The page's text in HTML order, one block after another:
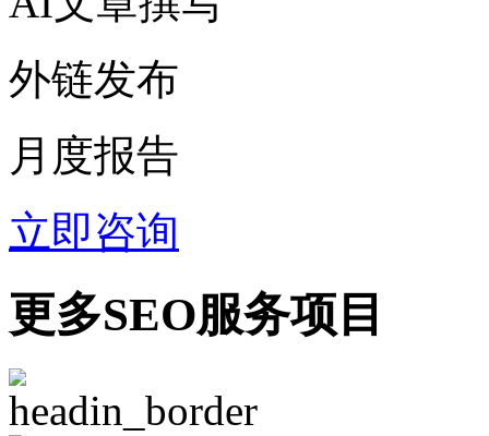
外链发布
月度报告
立即咨询
更多SEO服务项目